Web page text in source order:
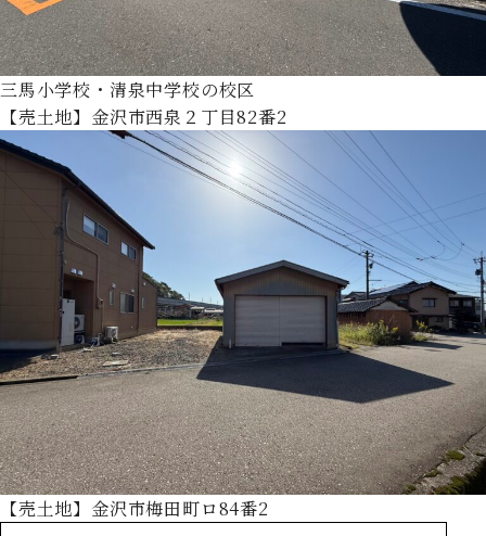
三馬小学校・清泉中学校の校区
【売土地】金沢市西泉２丁目82番2
【売土地】金沢市梅田町ロ84番2